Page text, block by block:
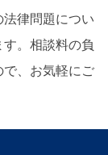
律問題につい
。相談料の負
、お気軽にご